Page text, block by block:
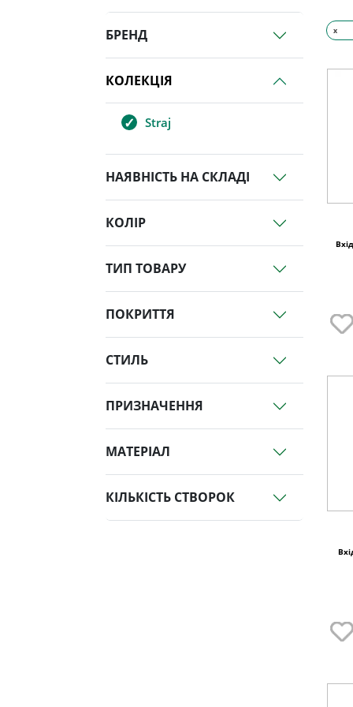
БРЕНД
КОЛЕКЦІЯ
Straj
НАЯВНІСТЬ НА СКЛАДІ
КОЛІР
ТИП ТОВАРУ
ПОКРИТТЯ
СТИЛЬ
ПРИЗНАЧЕННЯ
МАТЕРІАЛ
КІЛЬКІСТЬ СТВОРОК
x